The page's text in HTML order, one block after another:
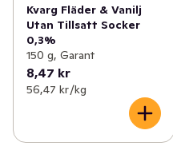
Kvarg Fläder & Vanilj
Utan Tillsatt Socker
0,3%
150 g, Garant
8,47 kr
56,47 kr /kg